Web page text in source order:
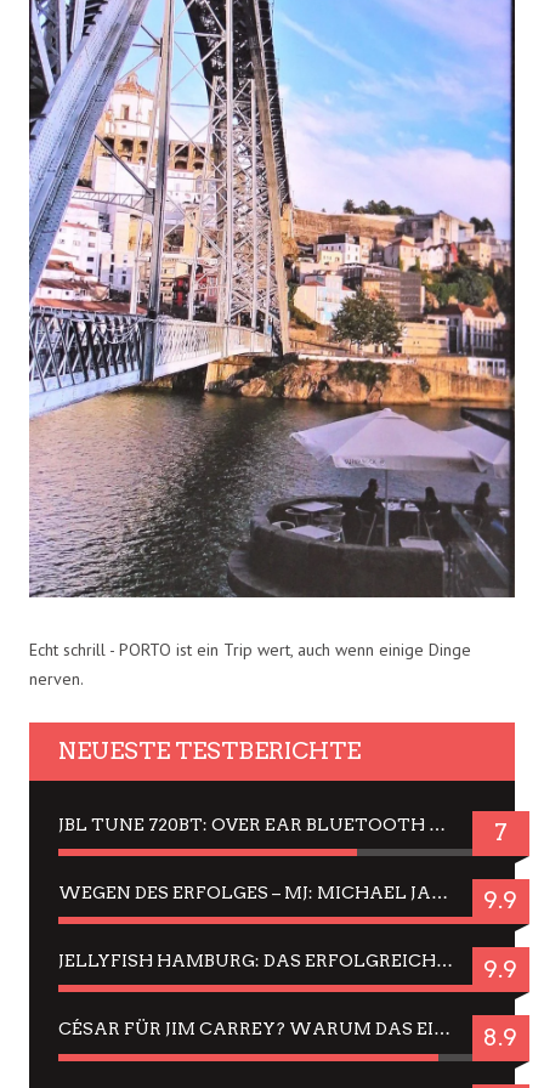
Echt schrill - PORTO ist ein Trip wert, auch wenn einige Dinge
nerven.
NEUESTE TESTBERICHTE
JBL TUNE 720BT: OVER EAR BLUETOOTH KOPFHÖRER UM DIE 50,-€ IM DAUER-TEST 7
WEGEN DES ERFOLGES – MJ: MICHAEL JACKSON MUSICAL IN EINER MATINEE SEHEN 9.9
JELLYFISH HAMBURG: DAS ERFOLGREICHE SOMMER-MENÜ 2025 IN GEFÜHLEN UND BILDERN 9.9
CÉSAR FÜR JIM CARREY? WARUM DAS EINER DER NERVIGSTEN ACTORS IST UND BLEIBT 8.9